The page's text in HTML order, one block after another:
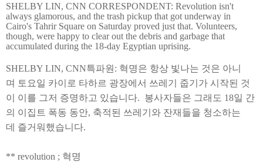
SHELBY LIN, CNN CORRESPONDENT: Revolution isn't
always glamorous, and the trash pickup that got underway in
Cairo's Tahrir Square on Saturday proved just that. Volunteers,
though, were happy to clear out the debris and garbage that
accumulated during the 18-day Egyptian uprising.
SHELBY LIN, CNN특파원 : 혁명은 항상 빛나는 것은 아니
며 토요일 카이로 타하르 광장에서 쓰레기 줍기가 시작된 것
이
이를 그저 증명하고 있습니다. 봉사자들은 그래도 18일 간
의 이집트 폭동 동안, 축적된 쓰레기와 잔재들을 청소하는
데
즐거워했습니다.
** revolution ; 혁명